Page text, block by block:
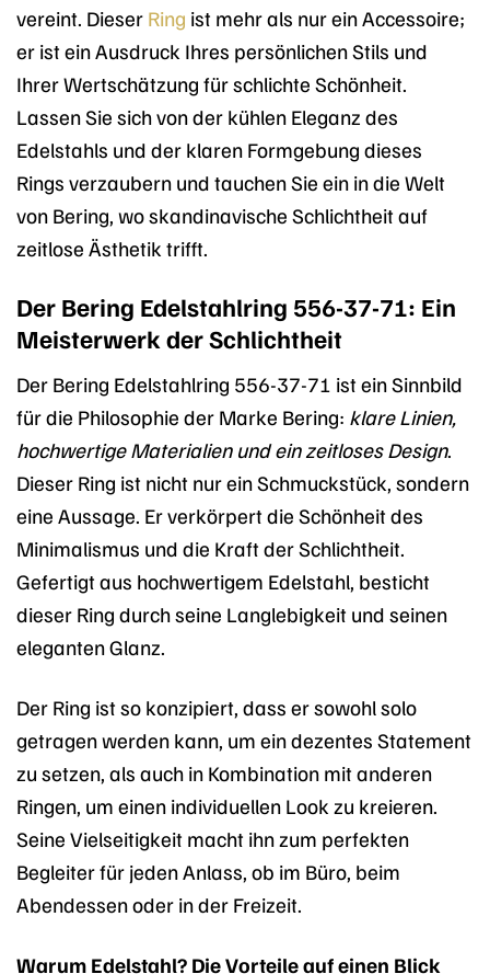
vereint. Dieser Ring ist mehr als nur ein Accessoire;
er ist ein Ausdruck Ihres persönlichen Stils und
Ihrer Wertschätzung für schlichte Schönheit.
Lassen Sie sich von der kühlen Eleganz des
Edelstahls und der klaren Formgebung dieses
Rings verzaubern und tauchen Sie ein in die Welt
von Bering, wo skandinavische Schlichtheit auf
zeitlose Ästhetik trifft.
Der Bering Edelstahlring 556-37-71: Ein
Meisterwerk der Schlichtheit
Der Bering Edelstahlring 556-37-71 ist ein Sinnbild
für die Philosophie der Marke Bering: klare Linien,
hochwertige Materialien und ein zeitloses Design.
Dieser Ring ist nicht nur ein Schmuckstück, sondern
eine Aussage. Er verkörpert die Schönheit des
Minimalismus und die Kraft der Schlichtheit.
Gefertigt aus hochwertigem Edelstahl, besticht
dieser Ring durch seine Langlebigkeit und seinen
eleganten Glanz.
Der Ring ist so konzipiert, dass er sowohl solo
getragen werden kann, um ein dezentes Statement
zu setzen, als auch in Kombination mit anderen
Ringen, um einen individuellen Look zu kreieren.
Seine Vielseitigkeit macht ihn zum perfekten
Begleiter für jeden Anlass, ob im Büro, beim
Abendessen oder in der Freizeit.
Warum Edelstahl? Die Vorteile auf einen Blick